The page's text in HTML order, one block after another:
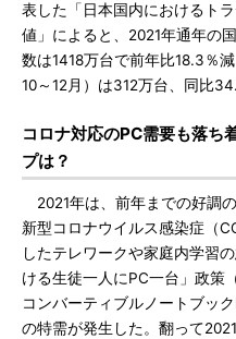
表した「日本国内におけるト
値」によると、2021年通年の
数は1418万台で前年比18.3％
10～12月）は312万台、同比
コロナ対応のPC需要も落ち
プは？
2021年は、前年までの好調
新型コロナウイルス感染症（
したテレワークや家庭内学習
ける生徒一人にPC一台」政策
コンバーティブルノートブッ
の特需が発生した。翻って